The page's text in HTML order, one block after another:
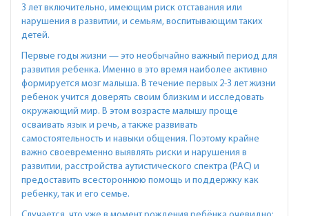
3 лет включительно, имеющим риск отставания или
нарушения в развитии, и семьям, воспитывающим таких
детей.
Первые годы жизни — это необычайно важный период для
развития ребенка. Именно в это время наиболее активно
формируется мозг малыша. В течение первых 2-3 лет жизни
ребенок учится доверять своим близким и исследовать
окружающий мир. В этом возрасте малышу проще
осваивать язык и речь, а также развивать
самостоятельность и навыки общения. Поэтому крайне
важно своевременно выявлять риски и нарушения в
развитии, расстройства аутистического спектра (РАС) и
предоставить всестороннюю помощь и поддержку как
ребенку, так и его семье.